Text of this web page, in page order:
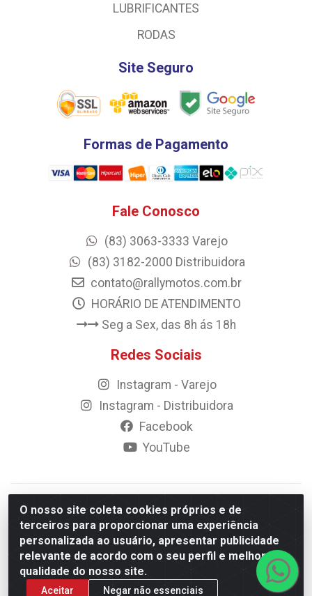
O nosso site coleta cookies próprios e de
terceiros para proporcionar uma experiência
personalizada ao usuário, apresentar publicidade
relevante de acordo com o seu perfil e melhorar a
qualidade do nosso site.
Aceitar Negar não essenciais
LUBRIFICANTES
RODAS
Site Seguro
Formas de Pagamento
Fale Conosco
(83) 3063-3333 Varejo
(83) 3182-2000 Distribuidora
contato@rallymotos.com.br
HORÁRIO DE ATENDIMENTO
Seg a Sex, das 8h ás 18h
Redes Sociais
Instagram - Varejo
Instagram - Distribuidora
Facebook
YouTube
© 2023 Rally Motos - todos os direitos reservados.
Razão Social: Rally motos distribuidora, importadora e
transportadora de peças LTDA - CNPJ 09.262.859/0001-43 -
Rua Vigário Calixto 2900 - Catolé, Campina Grande/PB